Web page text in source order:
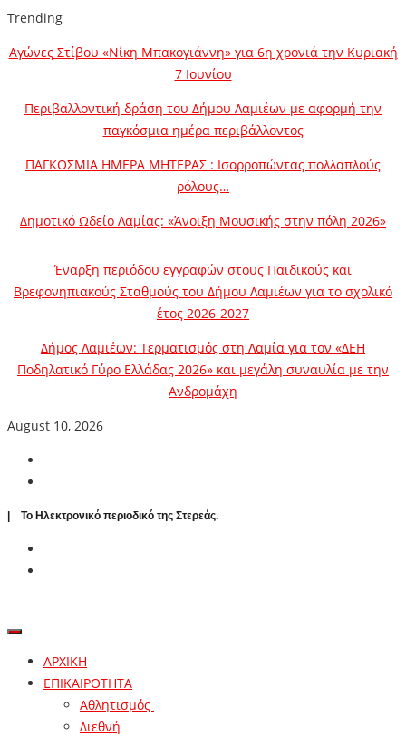
Trending
Αγώνες Στίβου «Νίκη Μπακογιάννη» για 6η χρονιά την Κυριακή
7 Ιουνίου
Περιβαλλοντική δράση του Δήμου Λαμιέων με αφορμή την
παγκόσμια ημέρα περιβάλλοντος
ΠΑΓΚΟΣΜΙΑ ΗΜΕΡΑ ΜΗΤΕΡΑΣ : Ισορροπώντας πολλαπλούς
ρόλους…
Δημοτικό Ωδείο Λαμίας: «Άνοιξη Μουσικής στην πόλη 2026»
Έναρξη περιόδου εγγραφών στους Παιδικούς και
Βρεφονηπιακούς Σταθμούς του Δήμου Λαμιέων για το σχολικό
έτος 2026-2027
Δήμος Λαμιέων: Τερματισμός στη Λαμία για τον «ΔΕΗ
Ποδηλατικό Γύρο Ελλάδας 2026» και μεγάλη συναυλία με την
Ανδρομάχη
August 10, 2026
| To Ηλεκτρονικό περιοδικό της Στερεάς.
ΑΡΧΙΚΗ
ΕΠΙΚΑΙΡΟΤΗΤΑ
Αθλητισμός
Διεθνή